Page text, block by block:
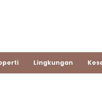
Lingkungan